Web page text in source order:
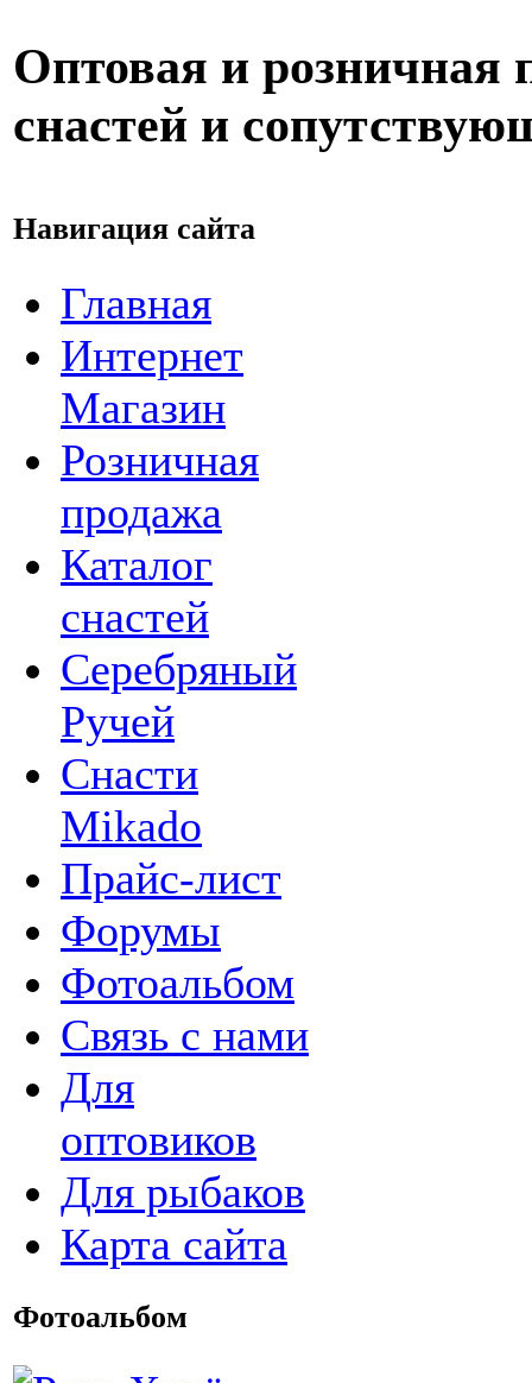
Оптовая и розничная
снастей и
Навигация сайта
Главная
Интернет
Магазин
Розничная
продажа
Каталог
снастей
Серебряный
Ручей
Снасти
Mikado
Прайс-лист
Форумы
Фотоальбом
Связь с нами
Для
оптовиков
Для рыбаков
Карта сайта
Фотоальбом